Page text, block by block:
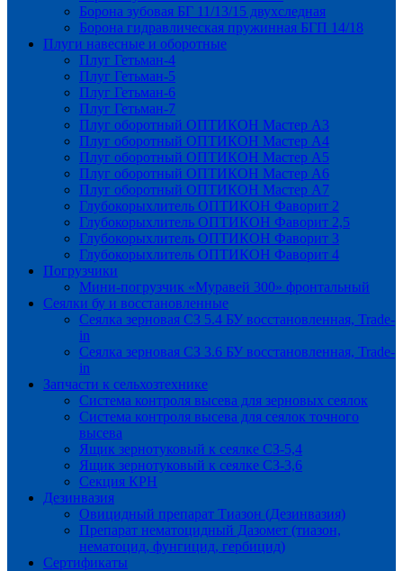
Борона зубовая БГ 11/13/15 двухследная
Борона гидравлическая пружинная БГП 14/18
Плуги навесные и оборотные
Плуг Гетьман-4
Плуг Гетьман-5
Плуг Гетьман-6
Плуг Гетьман-7
Плуг оборотный ОПТИКОН Мастер А3
Плуг оборотный ОПТИКОН Мастер А4
Плуг оборотный ОПТИКОН Мастер А5
Плуг оборотный ОПТИКОН Мастер А6
Плуг оборотный ОПТИКОН Мастер А7
Глубокорыхлитель ОПТИКОН Фаворит 2
Глубокорыхлитель ОПТИКОН Фаворит 2,5
Глубокорыхлитель ОПТИКОН Фаворит 3
Глубокорыхлитель ОПТИКОН Фаворит 4
Погрузчики
Мини-погрузчик «Муравей 300» фронтальный
Сеялки бу и восстановленные
Сеялка зерновая СЗ 5.4 БУ восстановленная, Trade-
in
Сеялка зерновая СЗ 3.6 БУ восстановленная, Trade-
in
Запчасти к сельхозтехнике
Система контроля высева для зерновых сеялок
Система контроля высева для сеялок точного
высева
Ящик зернотуковый к сеялке СЗ-5,4
Ящик зернотуковый к сеялке СЗ-3,6
Секция КРН
Дезинвазия
Овицидный препарат Тиазон (Дезинвазия)
Препарат нематоцидный Дазомет (тиазон,
нематоцид, фунгицид, гербицид)
Сертификаты